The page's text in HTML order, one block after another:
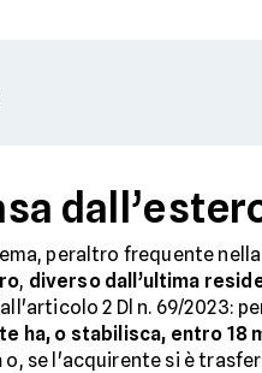
peraltro frequente
, diverso dall’ultima
2 Dl n. 69/2023:
ha, o stabilisca, entro
o, se l'acquirente si è